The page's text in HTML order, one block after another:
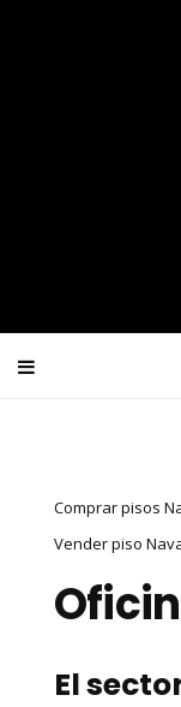
Comprar pisos
Vender piso
El